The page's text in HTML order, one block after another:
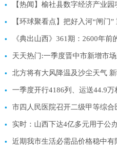
【热闻】榆社县数字经济产业
《典出山西》361期：2600年
天天热门:一季度晋中市新增市
北方将有大风降温及沙尘天气
市四人民医院召开二级甲等综合
实时：山西下达4亿多元用于公
近期我市生活必需品价格稳中有